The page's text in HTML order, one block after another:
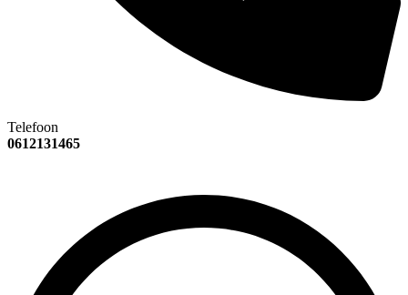
Telefoon
0612131465